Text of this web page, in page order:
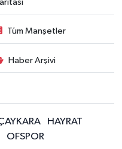
Tüm Manşetler
Haber Arşivi
HAYRAT
OFSPOR